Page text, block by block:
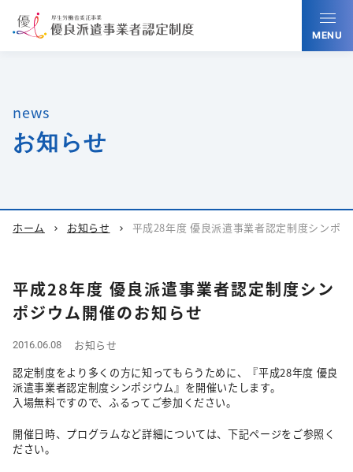
MENU
news
お知らせ
ホーム chevron_right お知らせ chevron_right 平成28年度 優良派遣事業者認定制度シンポ
平成28年度 優良派遣事業者認定制度シン
ポジウム開催のお知らせ
2016.06.08
お知らせ
認定制度をより多くの方に知ってもらうために、『平成28年度 優良
派遣事業者認定制度シンポジウム』を開催いたします。
入場無料ですので、ふるってご参加ください。
開催日時、プログラムなど詳細については、下記ページをご参照く
ださい。